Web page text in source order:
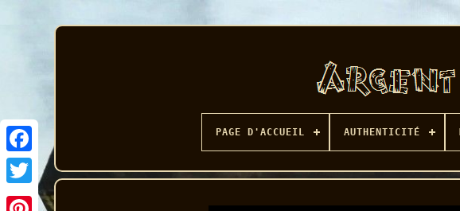
Facebook
PAGE D'ACCUEIL AUTHENTICITÉ